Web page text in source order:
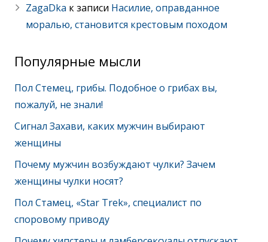
ZagaDka к записи Насилие, оправданное
моралью, становится крестовым походом
Популярные мысли
Пол Стемец, грибы. Подобное о грибах вы,
пожалуй, не знали!
Сигнал Захави, каких мужчин выбирают
женщины
Почему мужчин возбуждают чулки? Зачем
женщины чулки носят?
Пол Стамец, «Star Trek», специалист по
споровому приводу